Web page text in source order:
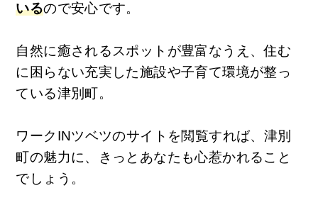
いるので安心です。
自然に癒されるスポットが豊富なうえ、住む
に困らない充実した施設や子育て環境が整っ
ている津別町。
ワークINツベツのサイトを閲覧すれば、津別
町の魅力に、きっとあなたも心惹かれること
でしょう。